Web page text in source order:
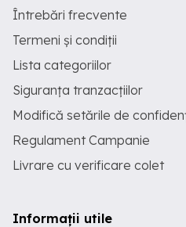
Întrebări frecvente
Termeni și condiții
Lista categoriilor
Siguranța tranzacțiilor
Modifică setările de
Regulament Campanie
Livrare cu verificare colet
Informații utile